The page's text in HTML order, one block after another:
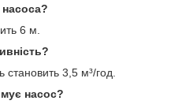
6 м.
становить 3,5 м³/год.
насос?